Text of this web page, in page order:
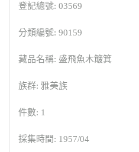
登記總號: 03569
分類編號: 90159
藏品名稱: 盛飛魚木簸箕
族群: 雅美族
件數: 1
採集時間: 1957/04